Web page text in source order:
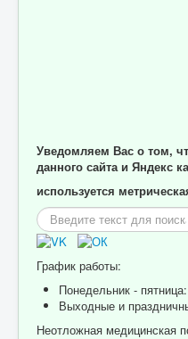
Уведомляем Вас о том,
данного сайта и Яндекс
используется
Искать...
График работы:
Понедельник -
Выходные и
Неотложная медицинская